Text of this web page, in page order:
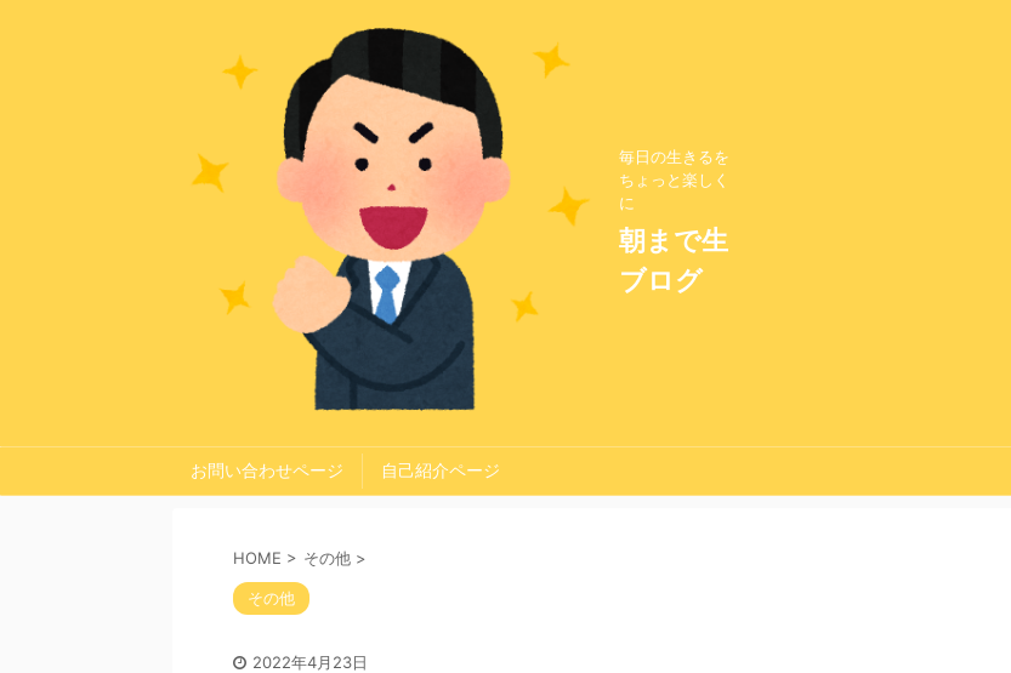
毎日の生きるを
ちょっと楽しく
に
朝まで生
ブログ
お問い合わせページ 自己紹介ページ
HOME > その他 >
その他
2022年4月23日